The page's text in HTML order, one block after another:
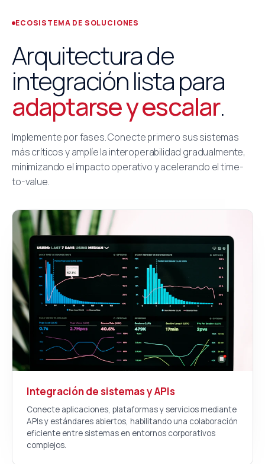
ECOSISTEMA DE SOLUCIONES
Arquitectura de
integración lista para
adaptarse y escalar.
Implemente por fases. Conecte primero sus sistemas
más críticos y amplíe la interoperabilidad gradualmente,
minimizando el impacto operativo y acelerando el time-
to-value.
Integración de sistemas y APIs
Conecte aplicaciones, plataformas y servicios mediante
APIs y estándares abiertos, habilitando una colaboración
eficiente entre sistemas en entornos corporativos
complejos.